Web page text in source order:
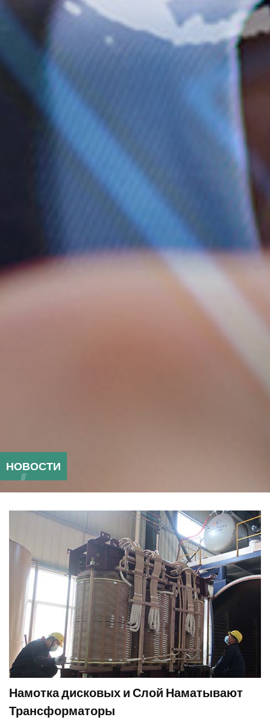
НОВОСТИ
Намотка дисковых и Слой Наматывают
Трансформаторы